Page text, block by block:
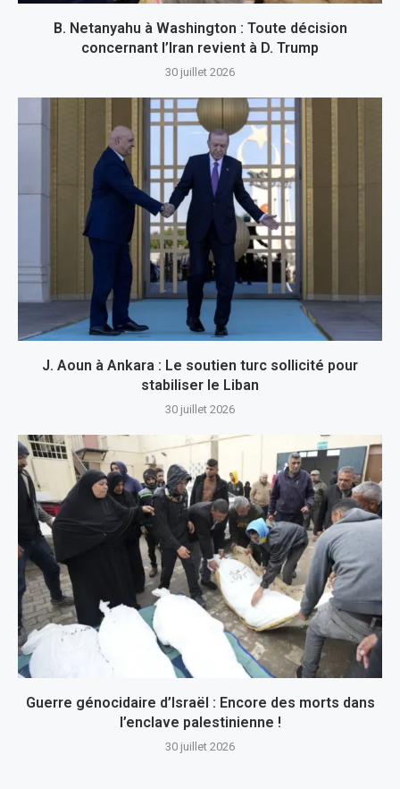
B. Netanyahu à Washington : Toute décision
concernant l’Iran revient à D. Trump
30 juillet 2026
J. Aoun à Ankara : Le soutien turc sollicité pour
stabiliser le Liban
30 juillet 2026
Guerre génocidaire d’Israël : Encore des morts dans
l’enclave palestinienne !
30 juillet 2026